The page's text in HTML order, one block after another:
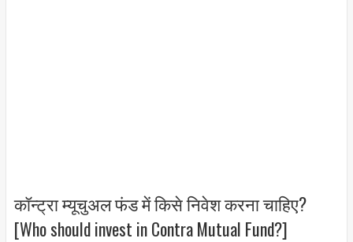
कॉन्ट्रा म्यूचुअल फंड में किसे निवेश करना चाहिए?
[Who should invest in Contra Mutual Fund?]